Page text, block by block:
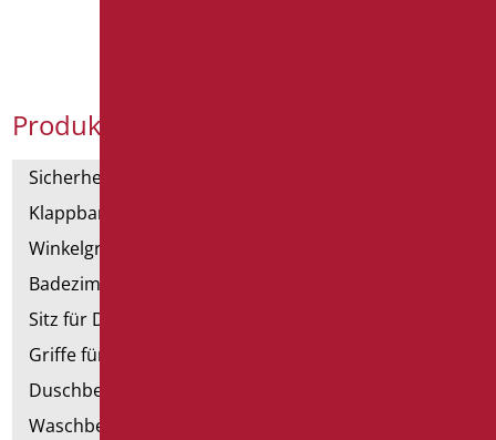
Produktkategorien
Sicherheitsgriffe
Klappbar und Haltegriffe
Winkelgriffe für Dusche und Badewanne
Badezimmerspiegel
Sitz für Dusche und Badewanne
Griffe für Dusche mit Brausenhalter
Duschbecken und Kabine
Waschbecken